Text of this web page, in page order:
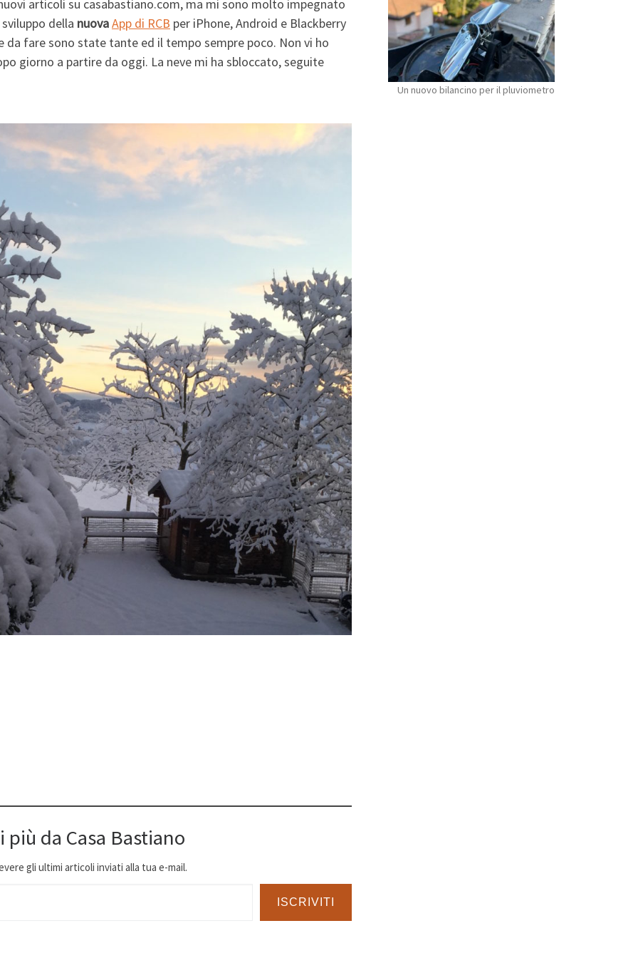
articoli su casabastiano.com, ma mi sono molto impegnato
della nuovaApp di RCB per iPhone, Android e Blackberry
da fare sono state tante ed il tempo sempre poco. Non vi ho
giorno a partire da oggi. La neve mi ha sbloccato, seguite
più da Casa Bastiano
gli ultimi articoli inviati alla tua e-mail.
ISCRIVITI
Un nuovo bilancino per il pluviometro